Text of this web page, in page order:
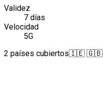
Validez
7 días
Velocidad
5G
2 países cubiertos🇮🇪 🇬🇧